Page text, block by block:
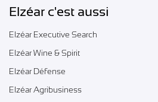
Elzéar c'est aussi
Elzéar Executive Search
Elzéar Wine & Spirit
Elzéar Défense
Elzéar Agribusiness